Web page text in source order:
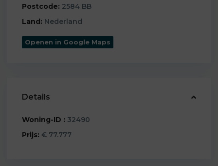
Postcode: 2584 BB
Land: Nederland
Openen in Google Maps
Details
Woning-ID : 32490
Prijs: € 77.777